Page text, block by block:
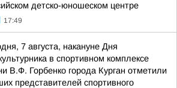
детско-юношеском центре
17:49
7 августа, накануне Дня
в спортивном комплексе
В.Ф. Горбенко города Курган отметили
представителей спортивного